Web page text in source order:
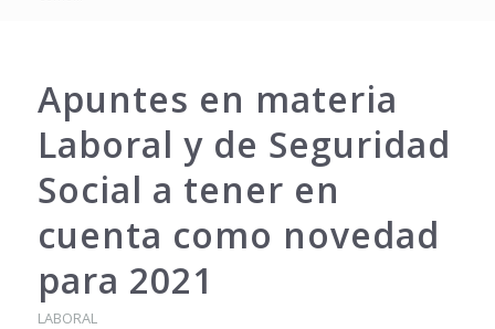
Apuntes en materia
Laboral y de Seguridad
Social a tener en
cuenta como novedad
para 2021
LABORAL